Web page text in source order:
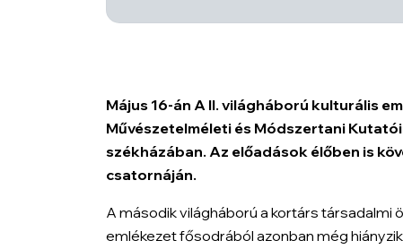
Május 16-án A II. világháború kulturális
Művészetelméleti és Módszertani
székházában. Az előadások élőben is
csatornáján.
A második világháború a kortárs társadalmi
emlékezet fősodrából azonban még